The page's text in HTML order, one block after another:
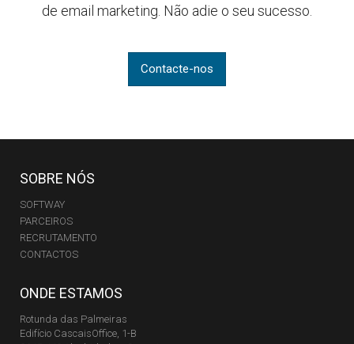
de email marketing. Não adie o seu sucesso.
Contacte-nos
SOBRE NÓS
SOFTWAY
PARCEIROS
RECRUTAMENTO
CONTACTOS
ONDE ESTAMOS
Rotunda das Palmeiras
Edifício CascaisOffice, 1-B